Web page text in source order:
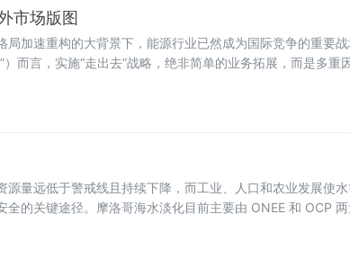
市场版图
局加速重构的大背景下，能源行业已然成为国际竞争的重要
而言，实施“走出去”战略，绝非简单的业务拓展，而是多重
去”是突破国内市场瓶颈、实现可持续发展、提升综合实力、
源量远低于警戒线且持续下降，而工业、人口和农业发展使
全的关键途径。摩洛哥海水淡化目前主要由 ONEE 和 OCP
量新厂。摩洛哥海水淡化领域蕴含机遇，现阶段部分中国企业